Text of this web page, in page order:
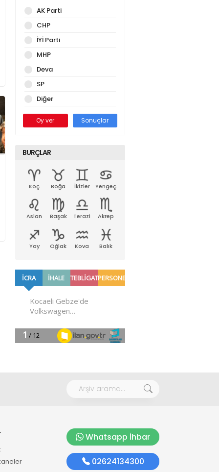
AK Parti
CHP
İYİ Parti
MHP
Deva
SP
Diğer
Oy ver Sonuçlar
BURÇLAR
Koç Boğa İkizler Yengeç
Aslan Başak Terazi Akrep
Yay Oğlak Kova Balık
Whatsapp İhbar
02624134300